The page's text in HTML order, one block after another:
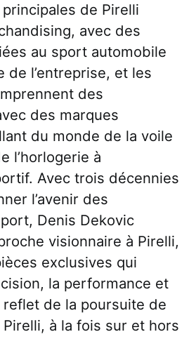
de Pirelli
avec des
au sport automobile
de l’entreprise, et les
des
des marques
du monde de la voile
l’horlogerie à
Avec trois décennies
l’avenir des
Denis Dekovic
visionnaire à Pirelli,
exclusives qui
la performance et
de la poursuite de
Pirelli, à la fois sur et hors